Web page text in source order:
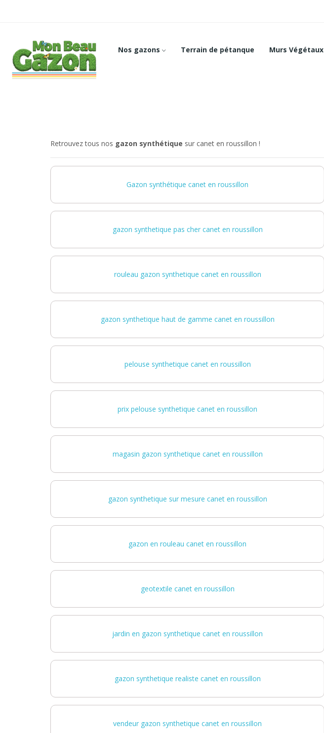
Nos gazons Terrain de pétanque Murs Végétaux
Retrouvez tous nos gazon synthétique sur canet en roussillon !
Gazon synthétique canet en roussillon
gazon synthetique pas cher canet en roussillon
rouleau gazon synthetique canet en roussillon
gazon synthetique haut de gamme canet en roussillon
pelouse synthetique canet en roussillon
prix pelouse synthetique canet en roussillon
magasin gazon synthetique canet en roussillon
gazon synthetique sur mesure canet en roussillon
gazon en rouleau canet en roussillon
geotextile canet en roussillon
jardin en gazon synthetique canet en roussillon
gazon synthetique realiste canet en roussillon
vendeur gazon synthetique canet en roussillon